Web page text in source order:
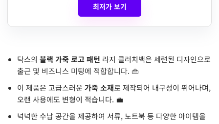
최저가 보기
닥스의 블랙 가죽 로고 패턴 라지 클러치백은 세련된 디자인으로
출근 및 비즈니스 미팅에 적합합니다. 👜
이 제품은 고급스러운 가죽 소재로 제작되어 내구성이 뛰어나며,
오랜 사용에도 변형이 적습니다. 💼
넉넉한 수납 공간을 제공하여 서류, 노트북 등 다양한 아이템을